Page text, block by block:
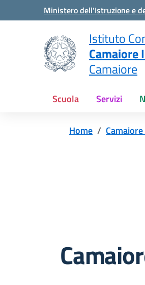
Vai ai contenuti
Vai al menu di navigazione
Ministero dell'Istruzione e
Istituto
Camaiore
Camaiore
Scuola Servizi
Home Camaiore